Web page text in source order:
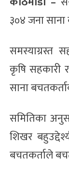
३०४ जना
समस्याग्रस्त
कृषि सहकारी
साना
समितिका
शिखर
बचतकर्ताले